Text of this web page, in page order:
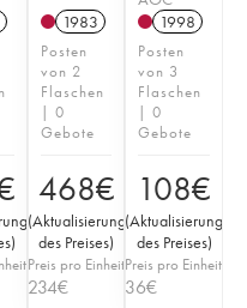
)
1983
Posten
von 2
Flaschen
| 0
Gebote
468€
(Aktualisierung
des Preises)
Preis pro Einheit
234€
1998
Posten
von 3
Flaschen
| 0
Gebote
108€
(Aktualisierung
des Preises)
Preis pro Einheit
36€